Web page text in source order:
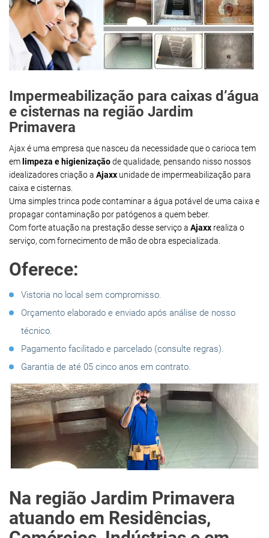
Impermeabilização para caixas d’água
e cisternas na região Jardim
Primavera
Ajax é uma empresa que nasceu da necessidade que o carioca tem
em limpeza e higienizaçãode qualidade, pensando nisso nossos
idealizadores criação a Ajaxx unidade de impermeabilização para
caixa e cisternas.
Uma simples trinca pode contaminar a água potável de uma caixa e
propagar contaminação por patógenos a quem beber.
Com forte atuação na prestação desse serviço a Ajaxx realiza o
serviço, com fornecimento de mão de obra especializada.
Oferece:
Vistoria no local sem compromisso.
Orçamento elaborado e enviado após análise de nosso
técnico.
Pagamento facilitado e parcelado (consulte regras).
Garantia de até 05 cinco anos em contrato.
Na região Jardim Primavera
atuando em Residências,